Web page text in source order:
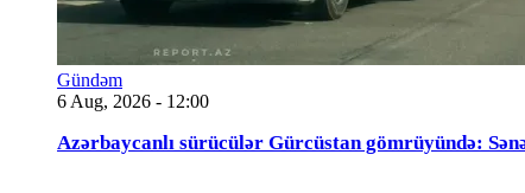
Gündəm
6 Aug, 2026 - 12:00
Azərbaycanlı sürücülər Gürcüstan gömrüyündə: